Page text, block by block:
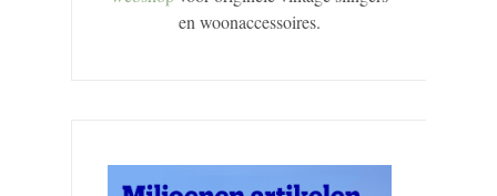
en woonaccessoires.